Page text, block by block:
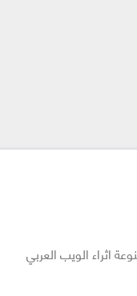
اثراء الويب العربي